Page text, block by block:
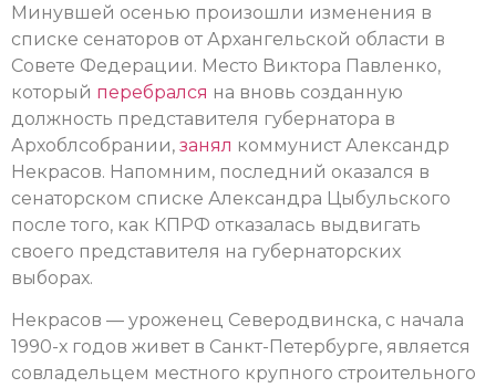
Минувшей осенью произошли изменения в
списке сенаторов от Архангельской области в
Совете Федерации. Место Виктора Павленко,
который перебрался на вновь созданную
должность представителя губернатора в
Архоблсобрании, занял коммунист Александр
Некрасов. Напомним, последний оказался в
сенаторском списке Александра Цыбульского
после того, как КПРФ отказалась выдвигать
своего представителя на губернаторских
выборах.
Некрасов — уроженец Северодвинска, с начала
1990-х годов живет в Санкт-Петербурге, является
совладельцем местного крупного строительного